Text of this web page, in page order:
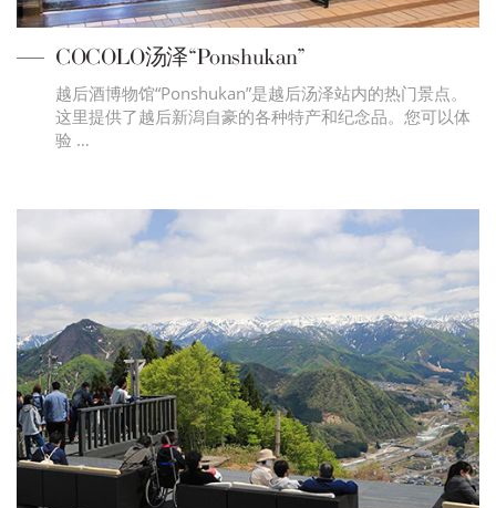
COCOLO汤泽“Ponshukan”
越后酒博物馆“Ponshukan”是越后汤泽站内的热门景点。
这里提供了越后新潟自豪的各种特产和纪念品。您可以体
验 …